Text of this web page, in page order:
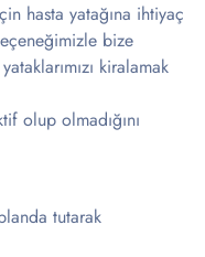
hasta yatağına ihtiyaç
bize
kiralamak
olup olmadığını
tutarak